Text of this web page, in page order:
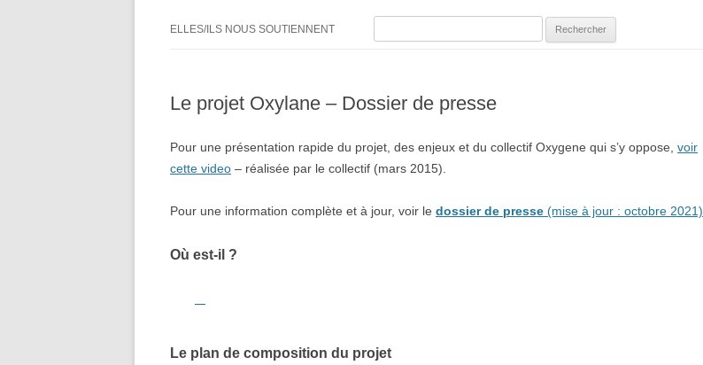
ELLES/ILS NOUS SOUTIENNENT
Le projet Oxylane – Dossier de presse
Pour une présentation rapide du projet, des enjeux et du collectif Oxygene qui s’y oppose, voir
cette video – réalisée par le collectif (mars 2015).
Pour une information complète et à jour, voir le dossier de presse (mise à jour : octobre 2021)
Où est-il ?
Le plan de composition du projet